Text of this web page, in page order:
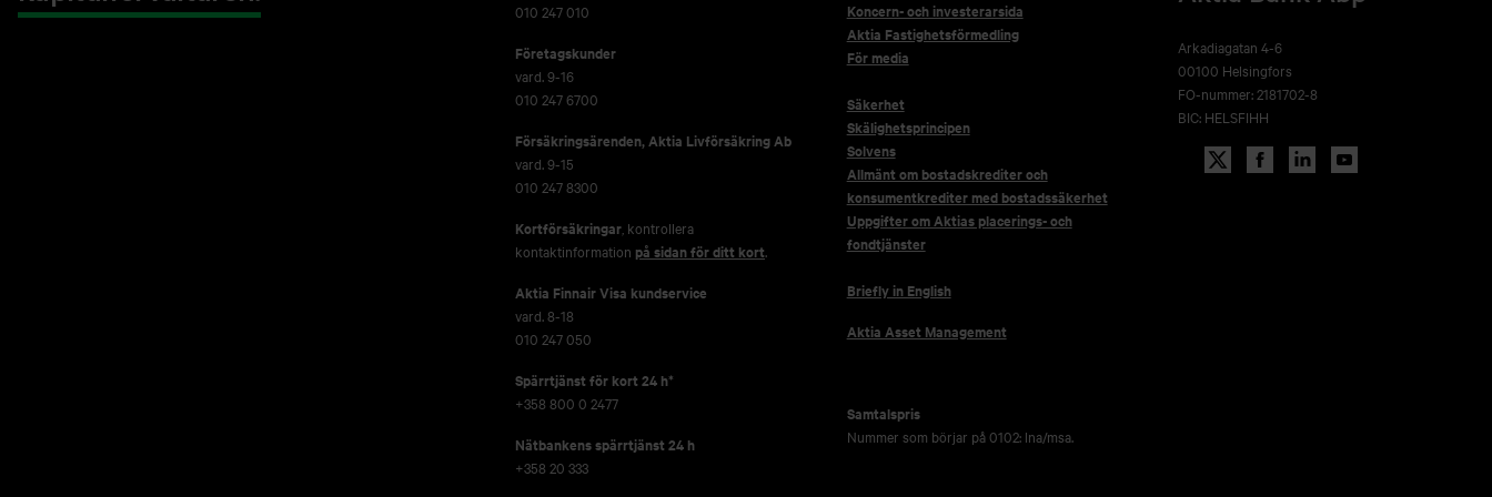
010 247 010
Företagskunder
vard. 9-16
010 247 6700
Försäkringsärenden,Aktia Livförsäkring Ab
vard. 9-15
010 247 8300
Kortförsäkringar, kontrollera
kontaktinformation på sidan för ditt kort.
Aktia Finnair Visa kundservice
vard. 8-18
010 247 050
Spärrtjänst för kort 24 h*
+358 800 0 2477
Nätbankens spärrtjänst 24 h
+358 20 333
Koncern- och investerarsida
Aktia Fastighetsförmedling
För media
Säkerhet
Skälighetsprincipen
Solvens
Allmänt om bostadskrediter och
konsumentkrediter med bostadssäkerhet
Uppgifter om Aktias placerings- och
fondtjänster
Briefly in English
Aktia Asset Management
Samtalspris
Nummer som börjar på 0102: lna/msa.
Arkadiagatan 4-6
00100 Helsingfors
FO-nummer: 2181702-8
BIC: HELSFIHH